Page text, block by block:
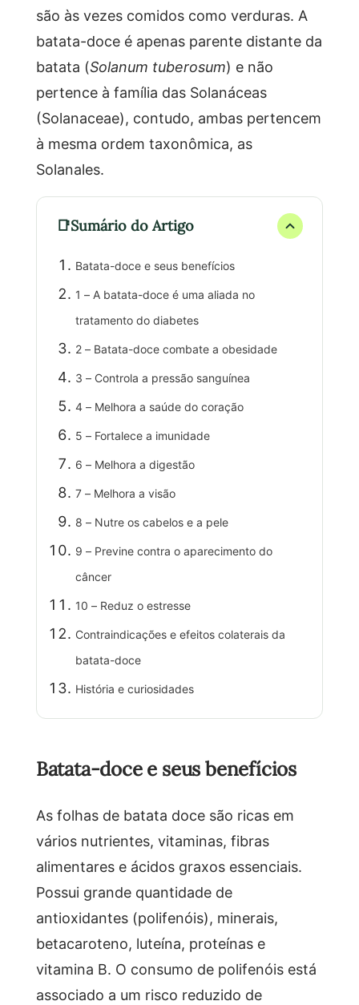
são às vezes comidos como verduras. A
batata-doce é apenas parente distante da
batata (Solanum tuberosum) e não
pertence à família das Solanáceas
(Solanaceae), contudo, ambas pertencem
à mesma ordem taxonômica, as
Solanales.
Sumário do Artigo
Batata-doce e seus benefícios
1 – A batata-doce é uma aliada no
tratamento do diabetes
2 – Batata-doce combate a obesidade
3 – Controla a pressão sanguínea
4 – Melhora a saúde do coração
5 – Fortalece a imunidade
6 – Melhora a digestão
7 – Melhora a visão
8 – Nutre os cabelos e a pele
9 – Previne contra o aparecimento do
câncer
10 – Reduz o estresse
Contraindicações e efeitos colaterais da
batata-doce
História e curiosidades
Batata-doce e seus benefícios
As folhas de batata doce são ricas em
vários nutrientes, vitaminas, fibras
alimentares e ácidos graxos essenciais.
Possui grande quantidade de
antioxidantes (polifenóis), minerais,
betacaroteno, luteína, proteínas e
vitamina B. O consumo de polifenóis está
associado a um risco reduzido de